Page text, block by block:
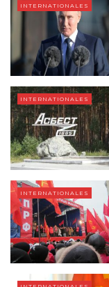
INTERNATIONALES
INTERNATIONALES
INTERNATIONALES